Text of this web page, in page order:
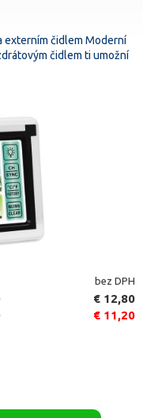
externím čidlem Moderní
čidlem ti umožní
bez DPH
€ 12,80
€ 11,20